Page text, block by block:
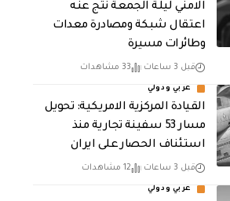
الامني ليلة الجمعة نتج عنه
اعتقال شبكة ومصادرة معدات
وطائرات مسيرة
قبل 3 ساعات 33 مشاهدات
عربي ودولي
القيادة المركزية الامريكية: تحويل
مسار 53 سفينة تجارية منذ
استئناف الحصار على ايران
قبل 3 ساعات 12 مشاهدات
عربي ودولي